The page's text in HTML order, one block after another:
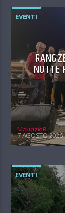
EVENTI
NOTTE
MaurizioB
7 AGOSTO 2026
EVENTI